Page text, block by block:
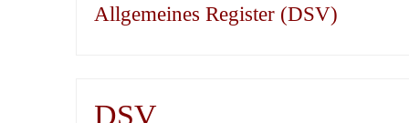
Allgemeines Register (DSV)
DSV